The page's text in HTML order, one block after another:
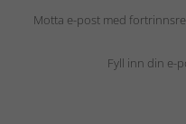
Motta e-post med
Fyll inn din e-